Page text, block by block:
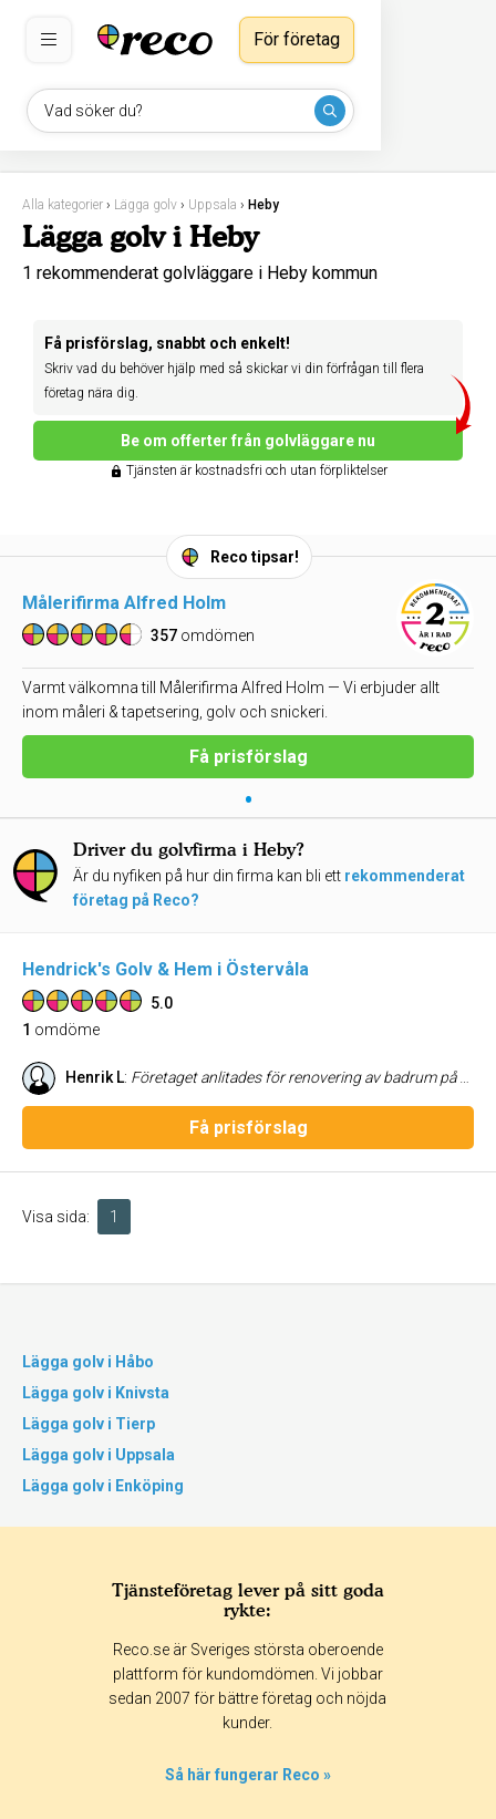
Vad söker du?
För företag
Alla kategorier › Lägga golv › Uppsala › Heby
Lägga golv i Heby
1 rekommenderat golvläggare i Heby kommun
Få prisförslag, snabbt och enkelt!
Skriv vad du behöver hjälp med så skickar vi din förfrågan till flera
företag nära dig.
Be om offerter från golvläggare nu
Tjänsten är kostnadsfri och utan förpliktelser
Reco tipsar!
Målerifirma Alfred Holm
357 omdömen
Varmt välkomna till Målerifirma Alfred Holm — Vi erbjuder allt
inom måleri & tapetsering, golv och snickeri.
Få prisförslag
•
Driver du golvfirma i Heby?
Är du nyfiken på hur din firma kan bli ett rekommenderat
företag på Reco?
Hendrick's Golv & Hem i Östervåla
5.0
1 omdöme
Henrik L: Företaget anlitades för renovering av badrum på totalentreprenad. Mycket bra kontaktnät till kompetenta hantverkare och arbetet flöt på fint. Vi är väldigt nöjda med slutresultatet! Extra plus för trevligt bemötande och våtrumsanmälan enligt GVK! Rekommenderas!
Få prisförslag
Visa sida: 1
Lägga golv i Håbo
Lägga golv i Knivsta
Lägga golv i Tierp
Lägga golv i Uppsala
Lägga golv i Enköping
Tjänsteföretag lever på sitt goda
rykte:
Reco.se är Sveriges största oberoende
plattform för kundomdömen. Vi jobbar
sedan 2007 för bättre företag och nöjda
kunder.
Så här fungerar Reco »